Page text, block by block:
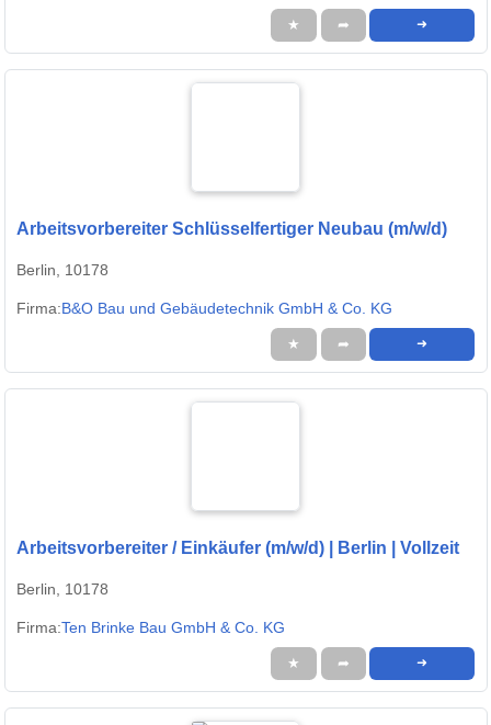
★ ➦ ➜
Arbeitsvorbereiter Schlüsselfertiger Neubau (m/w/d)
Berlin, 10178
Firma:B&O Bau und Gebäudetechnik GmbH & Co. KG
★ ➦ ➜
Arbeitsvorbereiter / Einkäufer (m/w/d) | Berlin | Vollzeit
Berlin, 10178
Firma:Ten Brinke Bau GmbH & Co. KG
★ ➦ ➜